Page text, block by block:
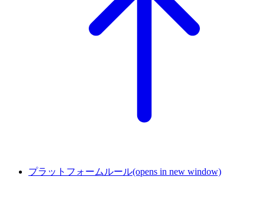
プラットフォームルール(opens in new window)